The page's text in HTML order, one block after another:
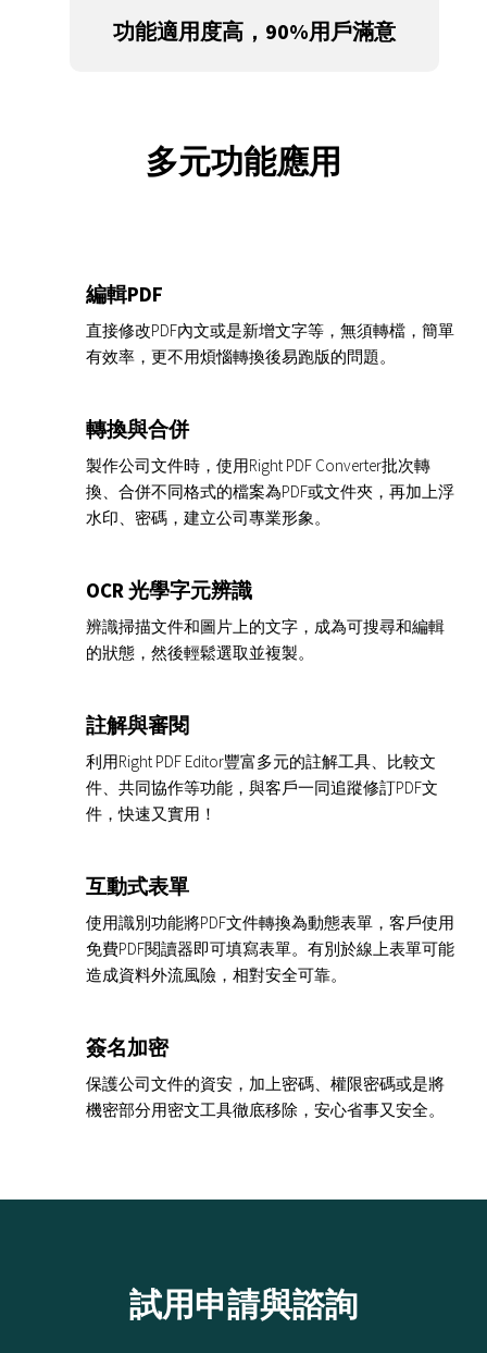
功能適用度高，90%用戶滿意
多元功能應用
編輯PDF
直接修改PDF內文或是新增文字等，無須轉檔，簡單
有效率，更不用煩惱轉換後易跑版的問題。
轉換與合併
製作公司文件時，使用Right PDF Converter批次轉
換、合併不同格式的檔案為PDF或文件夾，再加上浮
水印、密碼，建立公司專業形象。
OCR 光學字元辨識
辨識掃描文件和圖片上的文字，成為可搜尋和編輯
的狀態，然後輕鬆選取並複製。
註解與審閱
利用Right PDF Editor豐富多元的註解工具、比較文
件、共同協作等功能，與客戶一同追蹤修訂PDF文
件，快速又實用！
互動式表單
使用識別功能將PDF文件轉換為動態表單，客戶使用
免費PDF閱讀器即可填寫表單。有別於線上表單可能
造成資料外流風險，相對安全可靠。
簽名加密
保護公司文件的資安，加上密碼、權限密碼或是將
機密部分用密文工具徹底移除，安心省事又安全。
試用申請與諮詢